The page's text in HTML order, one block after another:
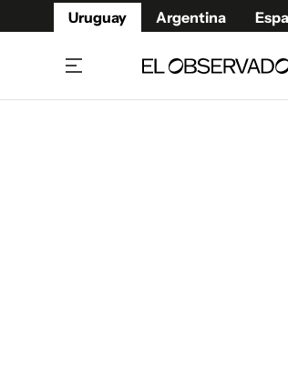
Uruguay Argentina